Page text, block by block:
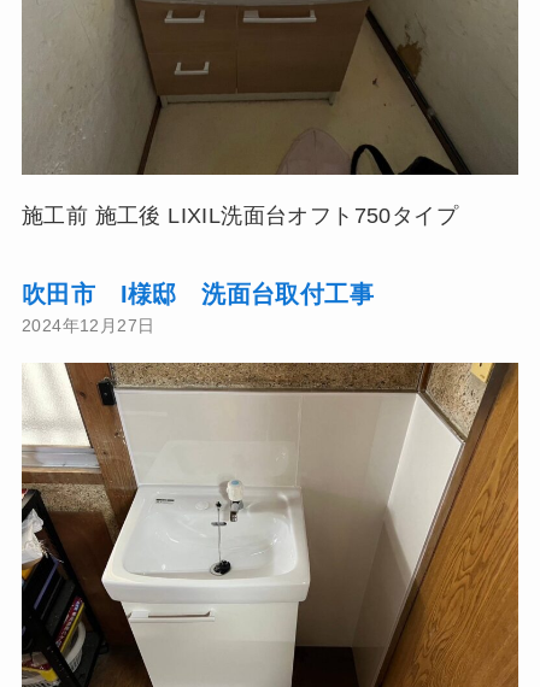
施工前 施工後 LIXIL洗面台オフト750タイプ
吹田市 I様邸 洗面台取付工事
2024年12月27日